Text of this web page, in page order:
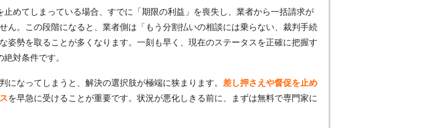
止めてしまっている場合、すでに「期限の利益」を喪失し、業者から一括請求が
ん。この段階になると、業者側は「もう分割払いの相談には乗らない、裁判手続
姿勢を取ることが多くなります。一刻も早く、現在のステータスを正確に把握す
対条件です。
になってしまうと、解決の選択肢が極端に狭まります。 差し押さえや督促を止め
を早急に受けることが重要です。状況が悪化しきる前に、まずは無料で専門家に